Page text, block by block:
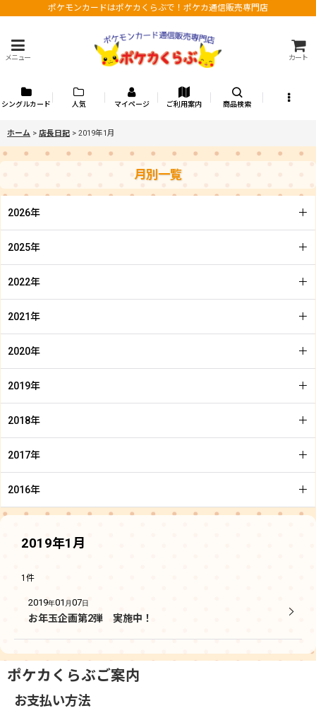
ポケモンカードはポケカくらぶで！ポケカ通信販売専門店
メニュー カート
シングルカード 人気 マイページ ご利用案内 商品検索
ホーム > 店長日記 > 2019年1月
2019年1月
1 件
2019年01 月07日
お年玉企画第2弾 実施中！
月別一覧
2026年
2025年
2022年
2021年
2020年
2019年
2018年
2017年
2016年
ポケカくらぶご案内
お支払い方法